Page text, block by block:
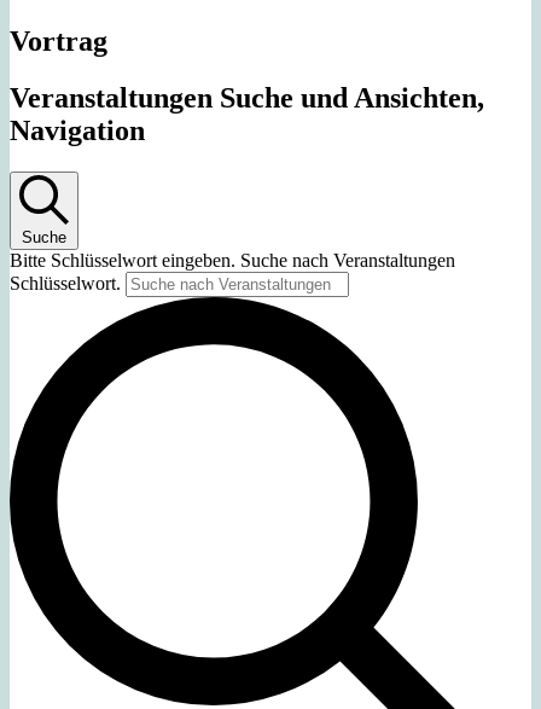
Vortrag
Veranstaltungen Suche und Ansichten,
Navigation
Suche
Bitte Schlüsselwort eingeben. Suche nach Veranstaltungen
Schlüsselwort.